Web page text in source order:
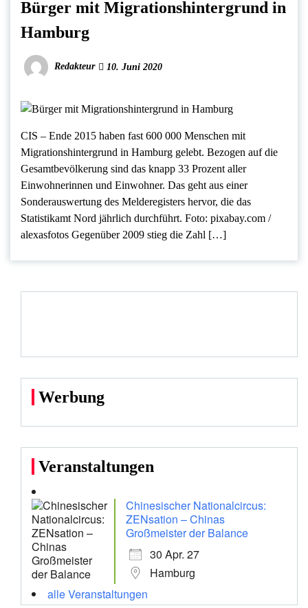
Bürger mit Migrationshintergrund in
Hamburg
Redakteur 10. Juni 2020
CIS – Ende 2015 haben fast 600 000 Menschen mit
Migrationshintergrund in Hamburg gelebt. Bezogen auf die
Gesamtbevölkerung sind das knapp 33 Prozent aller
Einwohnerinnen und Einwohner. Das geht aus einer
Sonderauswertung des Melderegisters hervor, die das
Statistikamt Nord jährlich durchführt. Foto: pixabay.com /
alexasfotos Gegenüber 2009 stieg die Zahl […]
Werbung
Veranstaltungen
Chinesischer Nationalcircus:
ZENsation – Chinas
Großmeister der Balance
30 Apr. 27
Hamburg
alle Veranstaltungen